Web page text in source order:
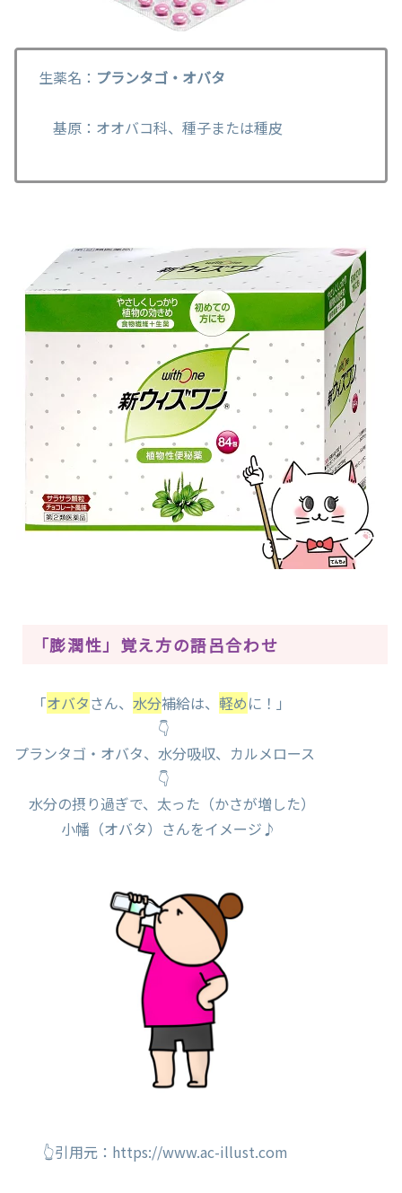
生薬名： プランタゴ・オバタ
基原：オオバコ科、種子または種皮
「膨潤性」覚え方の語呂合わせ
「オバタさん、 水分補給は、 軽めに！」
👇
プランタゴ・オバタ、水分吸収、カルメロース
👇
水分の摂り過ぎで、太った（かさが増した）
小幡（オバタ）さんをイメージ♪
👆引用元：https://www.ac-illust.com